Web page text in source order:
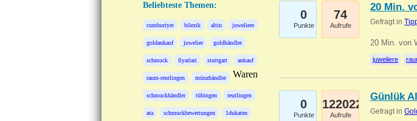
Beliebteste Themen:
cumhuriyet bilezik altin juweliere
goldankauf juwelier goldhändler
schmuck fiyatlari stuttgart ankauf
raum-reutlingen münzhändler
schmuckhändler tübingen reutlingen
ata schmuckbewertungen 1dukaten
Waren
0
Punkte
74
Aufrufe
20 Min.
Gefragt in
20 Min. von
juweliere
0
Punkte
122022
Aufrufe
Günlük
Gefragt in